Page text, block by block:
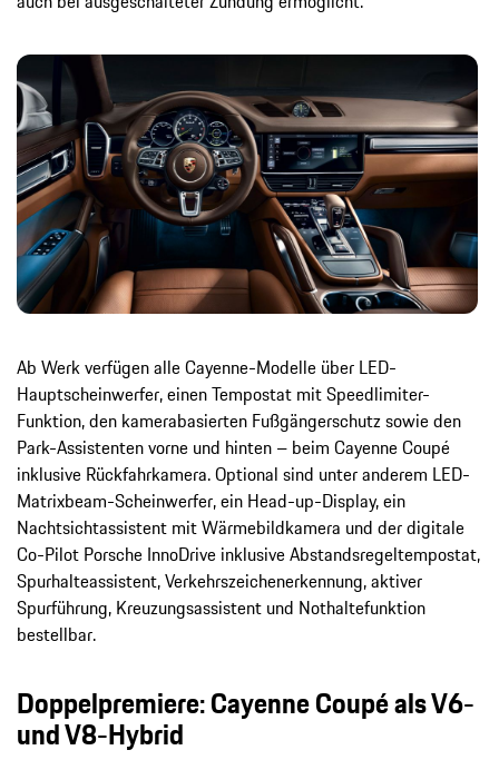
Ab Werk verfügen alle Cayenne-Modelle über LED-
Hauptscheinwerfer, einen Tempostat mit Speedlimiter-
Funktion, den kamerabasierten Fußgängerschutz sowie den
Park-Assistenten vorne und hinten – beim Cayenne Coupé
inklusive Rückfahrkamera. Optional sind unter anderem LED-
Matrixbeam-Scheinwerfer, ein Head-up-Display, ein
Nachtsichtassistent mit Wärmebildkamera und der digitale
Co-Pilot Porsche InnoDrive inklusive Abstandsregeltempostat,
Spurhalteassistent, Verkehrszeichenerkennung, aktiver
Spurführung, Kreuzungsassistent und Nothaltefunktion
bestellbar.
Doppelpremiere: Cayenne Coupé als V6-
und V8-Hybrid